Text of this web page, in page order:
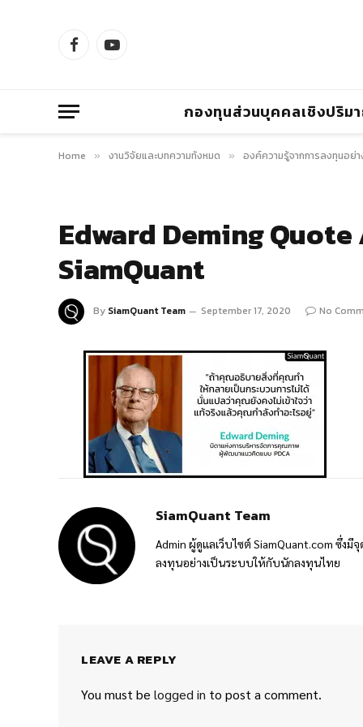
FacebookYouTube
กองทุนส่วนบุคคลเชิงปริม
Home » งานวิจัยและบทความทั้งหมด » องค์ความรู้จากการลงทุนอย่า
Edward Deming
SiamQuant
By SiamQuant Team September 17, 2020 No
SiamQuant Team
Admin ผู้ดูแลเว็บไซต์ SiamQuant.com ซึ่ง
ลงทุนอย่างเป็นระบบให้กับนักลงทุนไทย
LEAVE A REPLY
You must be logged in to post a comment.